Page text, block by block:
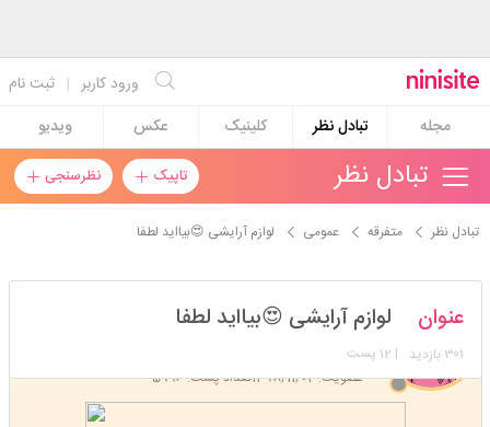
ثبت نام | ورود کاربر
مجله
تبادل نظر کلینیک عکس ویدیو
تاپیک نظرسنجی تبادل نظر
تبادل نظر متفرقه عمومی لوازم آرایشی 😍بیااید لطفا
mahsa_75_h
عضویت: 1398/11/04 تعداد پست: 5996
عنوان لوازم آرایشی 😍بیااید لطفا
301 بازدید | 12 پست